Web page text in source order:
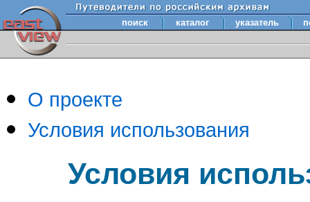
поиск каталог указатель
О проекте
Условия использования
Условия